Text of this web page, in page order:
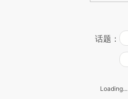
话题：
Loading...